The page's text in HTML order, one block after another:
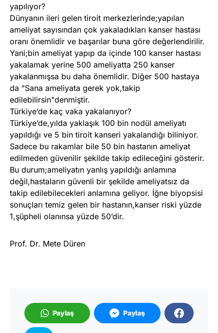
yapılıyor?
Dünyanın ileri gelen tiroit merkezlerinde;yapılan
ameliyat sayısından çok yakaladıkları kanser hastası
oranı önemlidir ve başarılar buna göre değerlendirilir.
Yani;bin ameliyat yapıp da içinde 100 kanser hastası
yakalamak yerine 500 ameliyatta 250 kanser
yakalanmışsa bu daha önemlidir. Diğer 500 hastaya
da "Sana ameliyata gerek yok,takip
edilebilirsin"denmiştir.
Türkiye’de kaç vaka yakalanıyor?
Türkiye’de,yılda yaklaşık 100 bin nodül ameliyatı
yapıldığı ve 5 bin tiroit kanseri yakalandığı biliniyor.
Sadece bu rakamlar bile 50 bin hastanın ameliyat
edilmeden güvenilir şekilde takip edileceğini gösterir.
Bu durum;ameliyatın yanlış yapıldığı anlamına
değil,hastaların güvenli bir şekilde ameliyatsız da
takip edilebilecekleri anlamına geliyor. İğne biyopsisi
sonuçları temiz gelen bir hastanın,kanser riski yüzde
1,şüpheli olanınsa yüzde 50’dir.
Prof. Dr. Mete Düren
Paylaş Paylaş